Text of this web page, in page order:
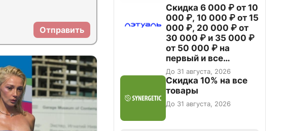
Отправить
Скидка 6 000 ₽ от 10
000 ₽, 10 000 ₽ от 15
000 ₽, 20 000 ₽ от
30 000 ₽ и 35 000 ₽
от 50 000 ₽ на
первый и все
повторные заказы по
промокоду НАБЕРИ
До 31 августа, 2026
Скидка 10% на все
товары
До 31 августа, 2026